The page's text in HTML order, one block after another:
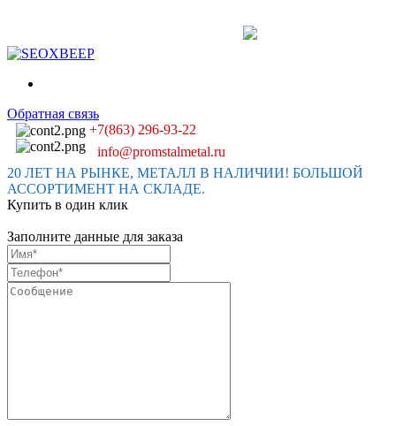
Обратная связь
+7(863) 296-93-22
info@promstalmetal.ru
20 ЛЕТ НА РЫНКЕ, МЕТАЛЛ В НАЛИЧИИ! БОЛЬШОЙ
АССОРТИМЕНТ НА СКЛАДЕ.
Купить в один клик
Заполните данные для заказа